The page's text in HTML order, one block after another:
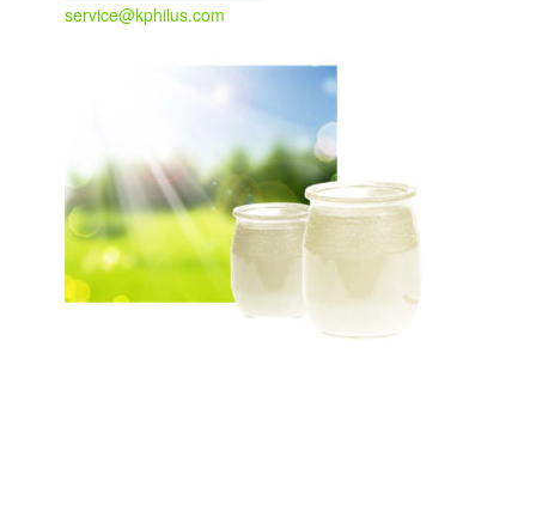
service@kphilus.com